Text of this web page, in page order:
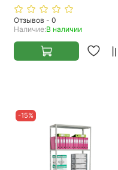
Отзывов - 0
Наличие:В наличии
-15%